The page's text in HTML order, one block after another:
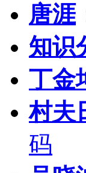
唐涯
知识
丁金
村夫
码